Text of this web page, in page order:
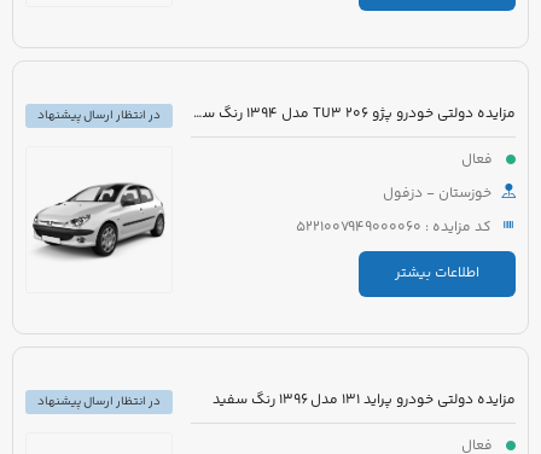
مزایده دولتی خودرو پژو 206 TU3 مدل 1394 رنگ سفید
فعال
خوزستان - دزفول
کد مزایده : 5221007949000060
اطلاعات بیشتر
در انتظار ارسال پیشنهاد
مزایده دولتی خودرو پراید 131 مدل 1396 رنگ سفید
فعال
در انتظار ارسال پیشنهاد